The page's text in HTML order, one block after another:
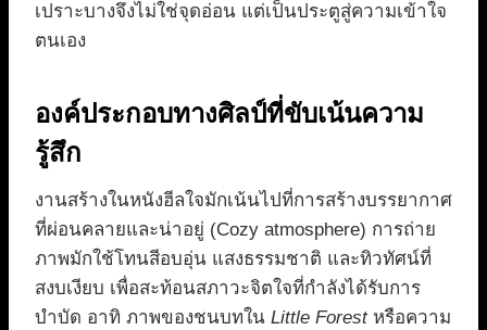
เปราะบางจึงไม่ใช่จุดอ่อน แต่เป็นประตูสู่ความเข้าใจ
ตนเอง
องค์ประกอบทางศิลป์ที่ขับเน้นความ
รู้สึก
งานสร้างในหนังฮีลใจมักเน้นไปที่การสร้างบรรยากาศ
ที่ผ่อนคลายและน่าอยู่ (Cozy atmosphere) การถ่าย
ภาพมักใช้โทนสีอบอุ่น แสงธรรมชาติ และทิวทัศน์ที่
สงบเงียบ เพื่อสะท้อนสภาวะจิตใจที่กำลังได้รับการ
บำบัด อาทิ ภาพของชนบทใน Little Forestหรือความ